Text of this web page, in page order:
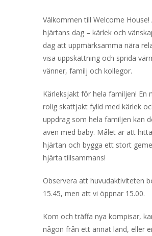
Välkommen till Welcome House!
hjärtans dag – kärlek och
dag att uppmärksamma nära
visa uppskattning och sprida
vänner, familj och kollegor.
Kärleksjakt för hela familjen! En
rolig skattjakt fylld med kärlek
uppdrag som hela familjen kan
även med baby. Målet är att
hjärtan och bygga ett stort
hjärta tillsammans!
Observera att huvudaktiviteten
15.45, men att vi öppnar 15.00.
Kom och träffa nya kompisar,
någon från ett annat land, eller